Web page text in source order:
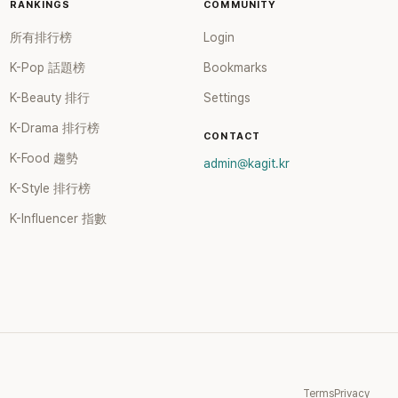
RANKINGS
所有排行榜
K-Pop 話題榜
K-Beauty 排行
K-Drama 排行榜
K-Food 趨勢
K-Style 排行榜
K-Influencer 指數
COMMUNITY
Login
Bookmarks
Settings
CONTACT
admin@kagit.kr
TermsPrivacy